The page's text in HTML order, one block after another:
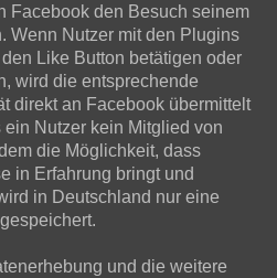
Facebook den Besuch seinem
Wenn Nutzer mit den Plugins
Like Button betätigen oder
wird die entsprechende
direkt an Facebook übermittelt
Nutzer kein Mitglied von
die Möglichkeit, dass
in Erfahrung bringt und
in Deutschland nur eine
und die weitere